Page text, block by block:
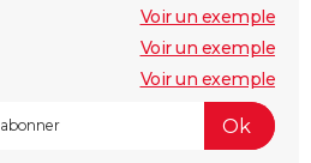
Voir un exemple
Voir un exemple
Voir un exemple